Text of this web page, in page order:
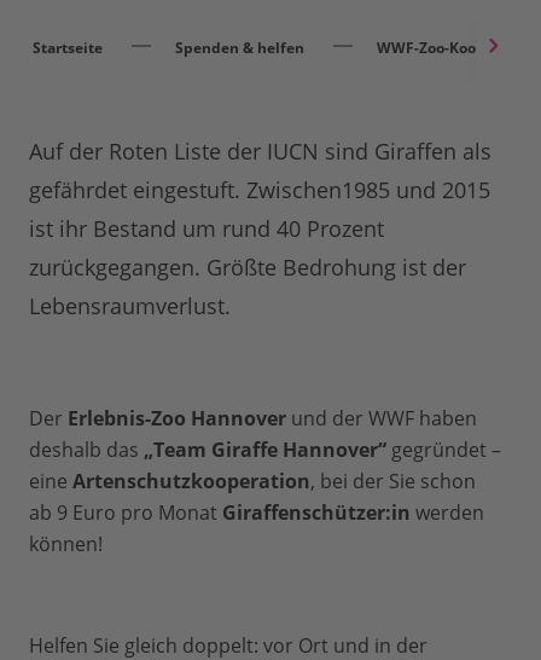
Startseite Spenden & helfen WWF-Zoo-
Auf der Roten Liste der IUCN sind Giraffen als
gefährdet eingestuft. Zwischen1985 und 2015
ist ihr Bestand um rund 40 Prozent
zurückgegangen. Größte Bedrohung ist der
Lebensraumverlust.
Der Erlebnis-Zoo Hannover und der WWF haben
deshalb das „Team Giraffe Hannover“ gegründet –
eine Artenschutzkooperation, bei der Sie schon
ab 9 Euro pro Monat Giraffenschützer:in werden
können!
Helfen Sie gleich doppelt: vor Ort und in der